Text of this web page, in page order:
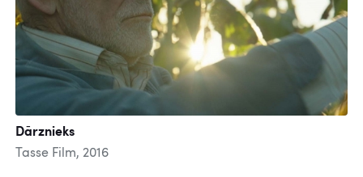
Dārznieks
Tasse Film, 2016